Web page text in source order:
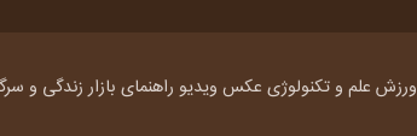
ورزش علم و تکنولوژی عکس ویدیو راهنمای بازارزندگی و